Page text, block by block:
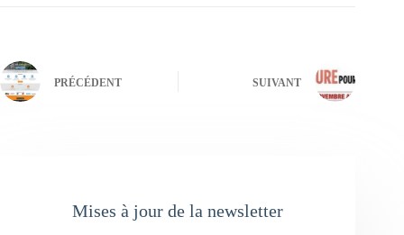
PRÉCÉDENT SUIVANT
Mises à jour de la newsletter